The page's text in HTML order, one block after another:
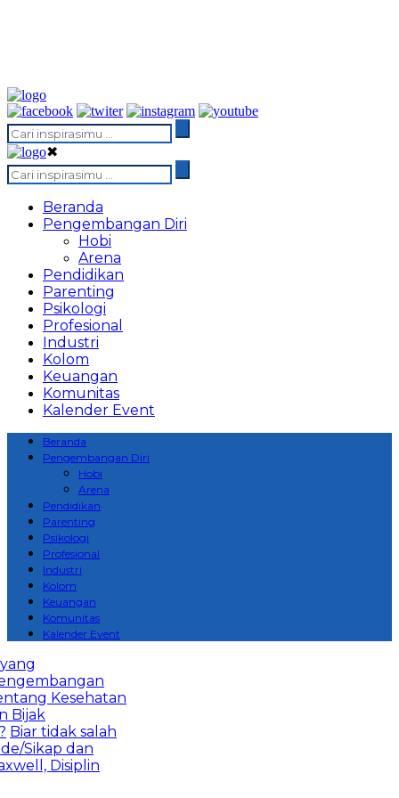
✖
Beranda
Pengembangan Diri
Hobi
Arena
Pendidikan
Parenting
Psikologi
Profesional
Industri
Kolom
Keuangan
Komunitas
Kalender Event
Beranda
Pengembangan Diri
Hobi
Arena
Pendidikan
Parenting
Psikologi
Profesional
Industri
Kolom
Keuangan
Komunitas
Kalender Event
Kesehatan
Biar tidak salah
Sikap dan
Disiplin